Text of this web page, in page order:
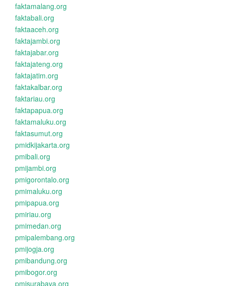
faktamalang.org
faktabali.org
faktaaceh.org
faktajambi.org
faktajabar.org
faktajateng.org
faktajatim.org
faktakalbar.org
faktariau.org
faktapapua.org
faktamaluku.org
faktasumut.org
pmidkijakarta.org
pmibali.org
pmijambi.org
pmigorontalo.org
pmimaluku.org
pmipapua.org
pmiriau.org
pmimedan.org
pmipalembang.org
pmijogja.org
pmibandung.org
pmibogor.org
pmisurabaya.org